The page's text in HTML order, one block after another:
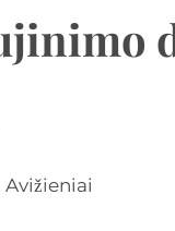
Avižieniai